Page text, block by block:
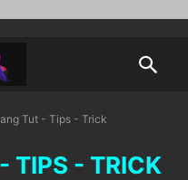
Tut - Tips - Trick
TIPS - TRICK